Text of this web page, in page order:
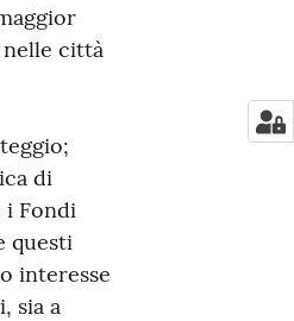
città
di
i Fondi
questi
interesse
sia a